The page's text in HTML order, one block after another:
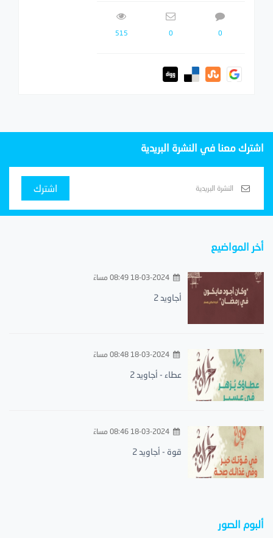
0
0
515
اشترك معنا في النشرة البريدية
اشترك
أخر المواضيع
18-03-2024 08:49 مساءً
أجاويد 2
18-03-2024 08:48 مساءً
عطاء - أجاويد 2
18-03-2024 08:46 مساءً
قوة - أجاويد 2
ألبوم الصور